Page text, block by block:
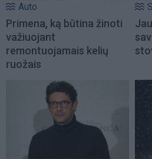
Auto
Primena, ką būtina žinoti
važiuojant
remontuojamais kelių
ruožais